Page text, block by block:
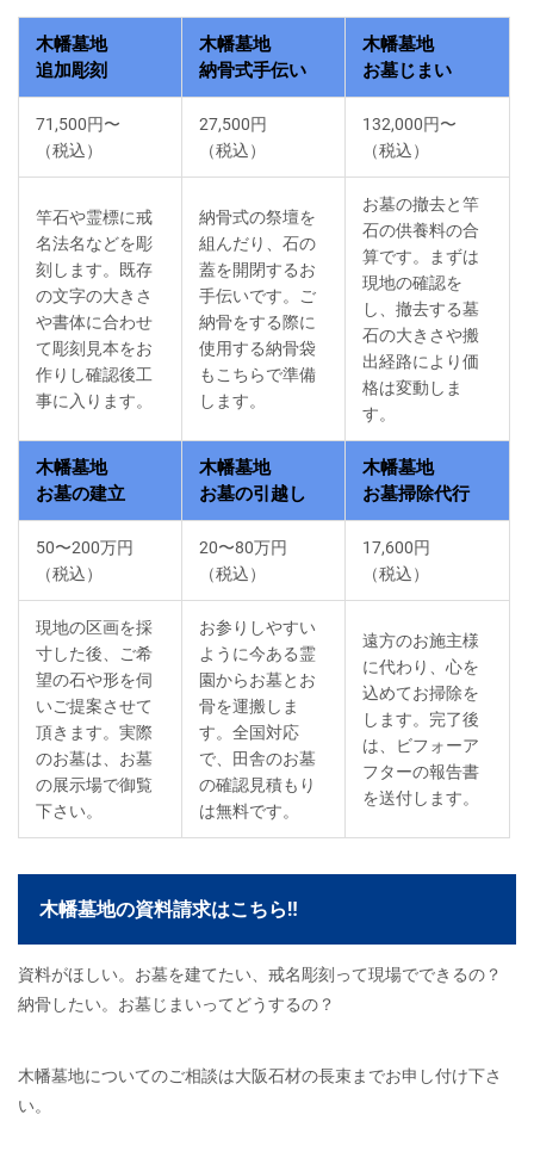
木幡墓地
追加彫刻
木幡墓地
納骨式手伝い
木幡墓地
お墓じまい
71,500円〜
（税込）
27,500円
（税込）
132,000円〜
（税込）
竿石や霊標に戒
名法名などを彫
刻します。既存
の文字の大きさ
や書体に合わせ
て彫刻見本をお
作りし確認後工
事に入ります。
納骨式の祭壇を
組んだり、石の
蓋を開閉するお
手伝いです。ご
納骨をする際に
使用する納骨袋
もこちらで準備
します。
お墓の撤去と竿
石の供養料の合
算です。まずは
現地の確認を
し、撤去する墓
石の大きさや搬
出経路により価
格は変動しま
す。
木幡墓地
お墓の建立
木幡墓地
お墓の引越し
木幡墓地
お墓掃除代行
50〜200万円
（税込）
20〜80万円
（税込）
17,600円
（税込）
現地の区画を採
寸した後、ご希
望の石や形を伺
いご提案させて
頂きます。実際
のお墓は、お墓
の展示場で御覧
下さい。
お参りしやすい
ように今ある霊
園からお墓とお
骨を運搬しま
す。全国対応
で、田舎のお墓
の確認見積もり
は無料です。
遠方のお施主様
に代わり、心を
込めてお掃除を
します。完了後
は、ビフォーア
フターの報告書
を送付します。
木幡墓地の資料請求はこちら‼
資料がほしい。お墓を建てたい、戒名彫刻って現場でできるの？
納骨したい。お墓じまいってどうするの？
木幡墓地についてのご相談は大阪石材の長束までお申し付け下さ
い。